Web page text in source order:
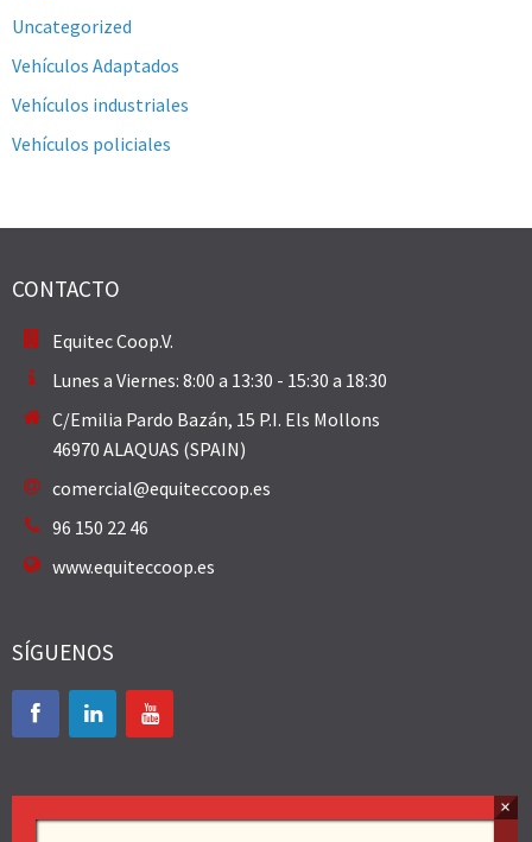
Uncategorized
Vehículos Adaptados
Vehículos industriales
Vehículos policiales
CONTACTO
Equitec Coop.V.
Lunes a Viernes: 8:00 a 13:30 - 15:30 a 18:30
C/Emilia Pardo Bazán, 15 P.I. Els Mollons
46970 ALAQUAS (SPAIN)
comercial@equiteccoop.es
96 150 22 46
www.equiteccoop.es
SÍGUENOS